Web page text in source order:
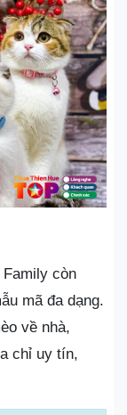
còn
mã đa dạng.
về nhà,
chỉ uy tín,